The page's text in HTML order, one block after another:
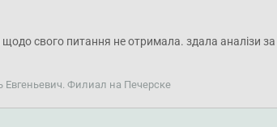
свого питання не отримала. здала аналізи за
Евгеньевич. Филиал на Печерске